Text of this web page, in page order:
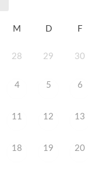
M D F
28 29 30
4 5 6
11 12 13
18 19 20